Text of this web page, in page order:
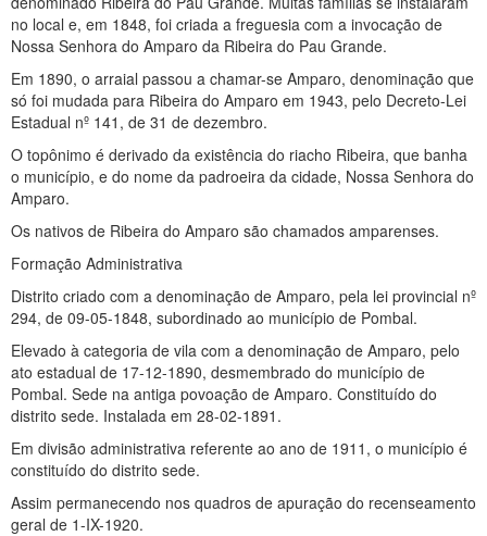
no local e, em 1848, foi criada a freguesia com a invocação de
Nossa Senhora do Amparo da Ribeira do Pau Grande.
Em 1890, o arraial passou a chamar-se Amparo, denominação que
só foi mudada para Ribeira do Amparo em 1943, pelo Decreto-Lei
Estadual nº 141, de 31 de dezembro.
O topônimo é derivado da existência do riacho Ribeira, que banha
o município, e do nome da padroeira da cidade, Nossa Senhora do
Amparo.
Os nativos de Ribeira do Amparo são chamados amparenses.
Formação Administrativa
Distrito criado com a denominação de Amparo, pela lei provincial nº
294, de 09-05-1848, subordinado ao município de Pombal.
Elevado à categoria de vila com a denominação de Amparo, pelo
ato estadual de 17-12-1890, desmembrado do município de
Pombal. Sede na antiga povoação de Amparo. Constituído do
distrito sede. Instalada em 28-02-1891.
Em divisão administrativa referente ao ano de 1911, o município é
constituído do distrito sede.
Assim permanecendo nos quadros de apuração do recenseamento
geral de 1-IX-1920.